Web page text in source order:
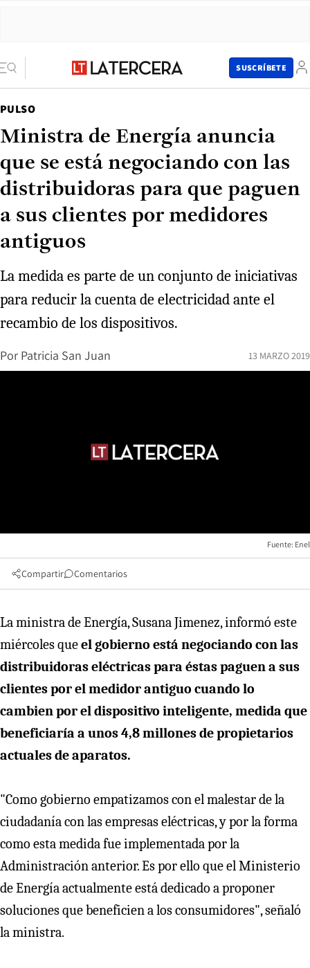
SUSCRÍBETE
PULSO
Ministra de Energía anuncia
que se está negociando con las
distribuidoras para que paguen
a sus clientes por medidores
antiguos
La medida es parte de un conjunto de iniciativas
para reducir la cuenta de electricidad ante el
recambio de los dispositivos.
Por Patricia San Juan 13 MARZO 2019
Fuente: Enel
Compartir Comentarios
La ministra de Energía, Susana Jimenez, informó este
miércoles queel gobierno está negociando con las
distribuidoras eléctricas para éstas paguen a sus
clientes por el medidor antiguo cuando lo
cambien por el dispositivo inteligente, medida que
beneficiaría a unos 4,8 millones de propietarios
actuales de aparatos.
"Como gobierno empatizamos con el malestar de la
ciudadanía con las empresas eléctricas, y por la forma
como esta medida fue implementada por la
Administración anterior. Es por ello que el Ministerio
de Energía actualmente está dedicado a proponer
soluciones que beneficien a los consumidores", señaló
la ministra.